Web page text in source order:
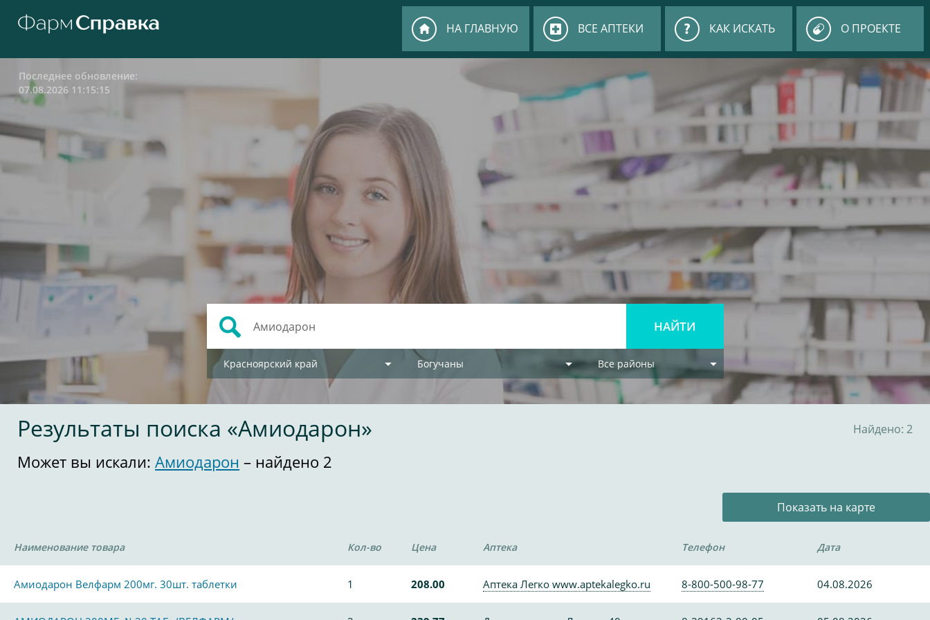
НА ГЛАВНУЮ ВСЕ АПТЕКИ КАК ИСКАТЬ О ПРОЕКТЕ
Последнее обновление:
07.08.2026 11:15:15
Красноярский край Богучаны Все районы
Результаты поиска «Амиодарон» Найдено: 2
Может вы искали: Амиодарон – найдено 2
Показать на карте
Наименование товара Кол-во Цена Аптека Телефон Дата
Амиодарон Велфарм 200мг. 30шт. таблетки 1 208.00 Аптека Легко www.aptekalegko.ru 8-800-500-98-77 04.08.2026